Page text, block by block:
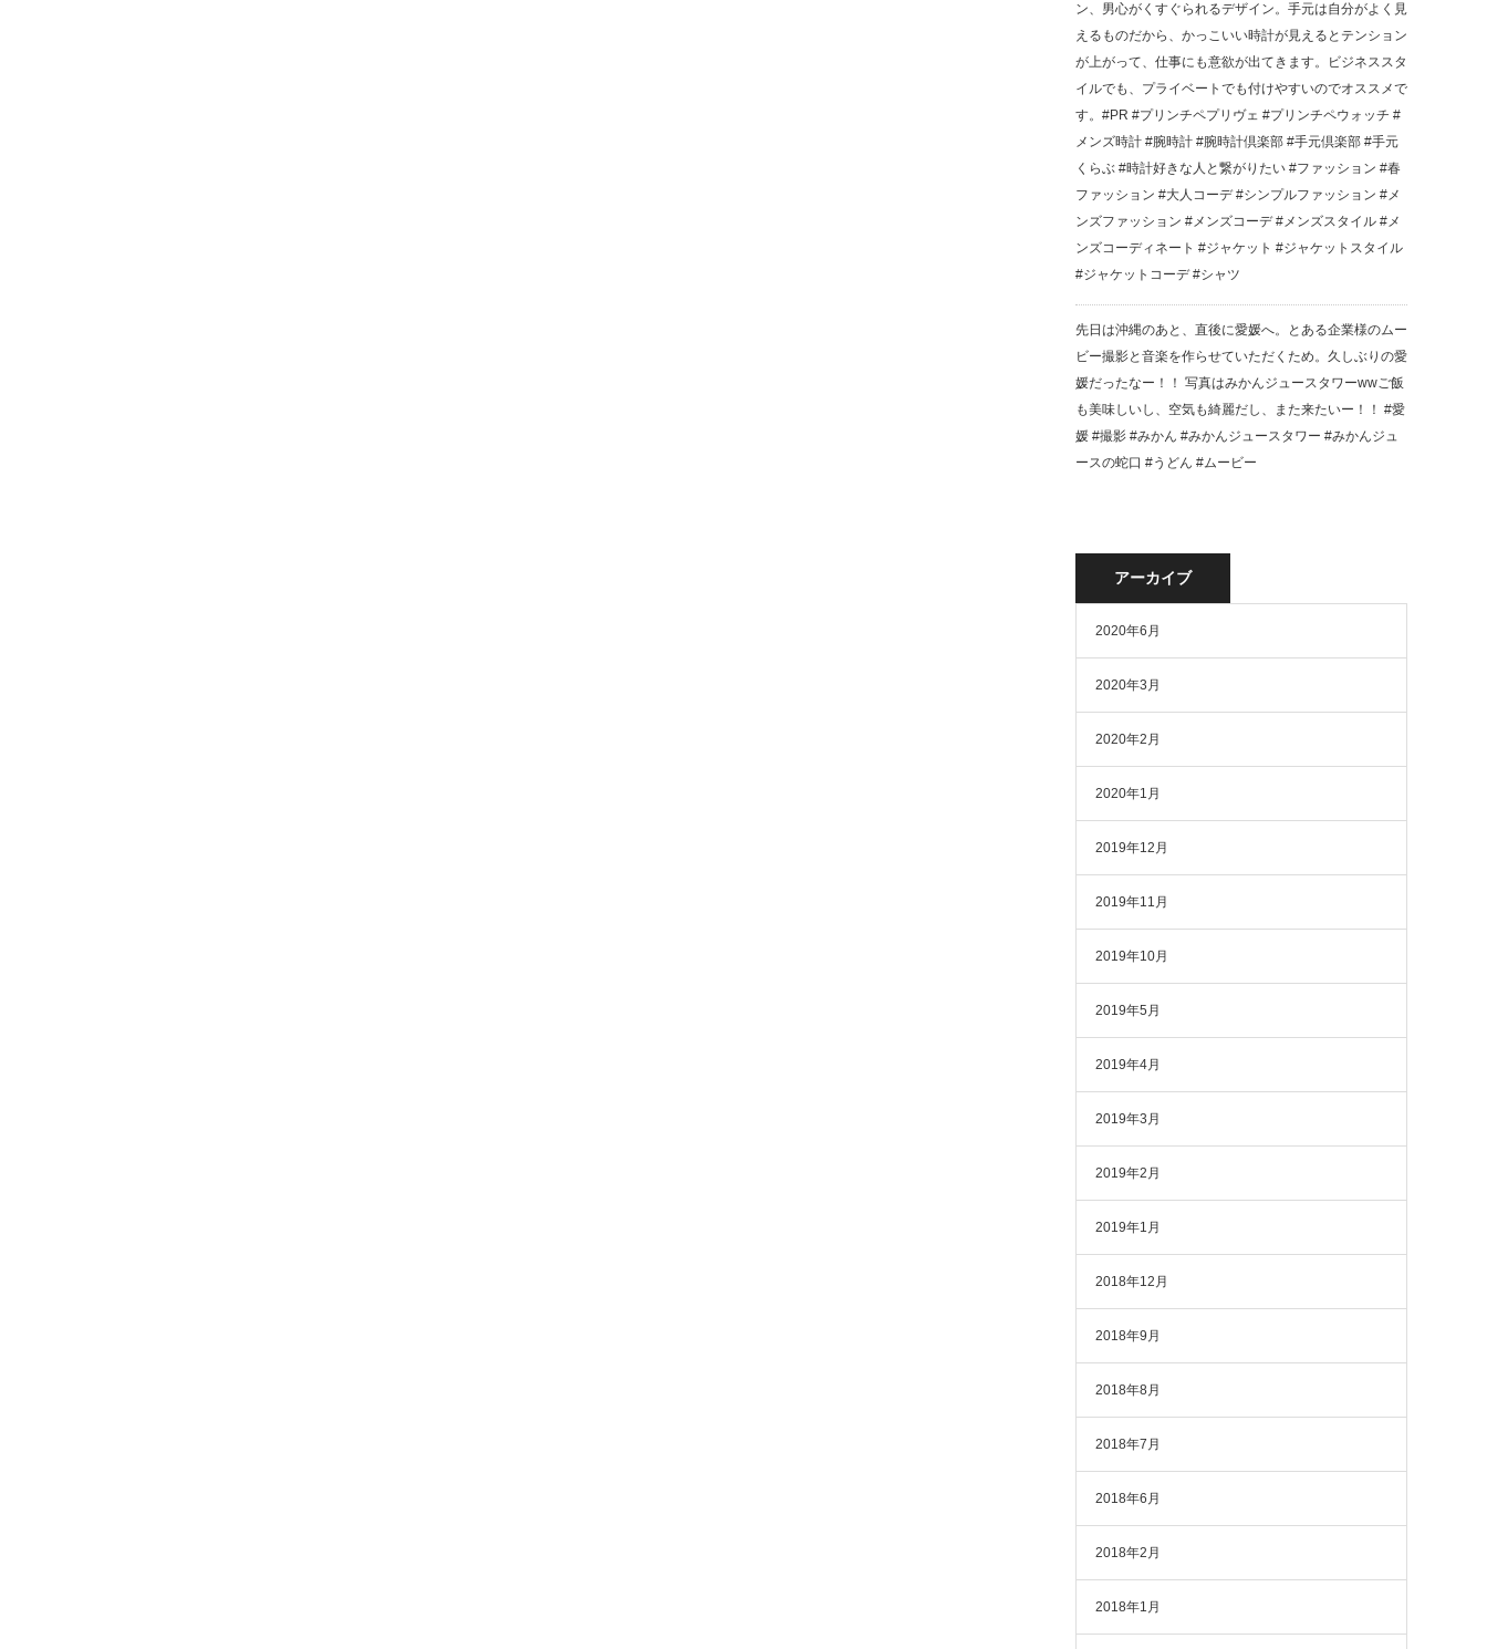
ン、男心がくすぐられるデザイン。 手元は自分がよく見
えるものだから、かっこいい時計が見えるとテンション
が上がって、仕事にも意欲が出てきます。 ビジネススタ
イルでも、プライベートでも付けやすいのでオススメで
す。 #PR #プリンチペプリヴェ #プリンチペウォッチ #
メンズ時計 #腕時計 #腕時計倶楽部 #手元倶楽部 #手元
くらぶ #時計好きな人と繋がりたい #ファッション #春
ファッション #大人コーデ #シンプルファッション #メ
ンズファッション #メンズコーデ #メンズスタイル #メ
ンズコーディネート #ジャケット #ジャケットスタイル
#ジャケットコーデ #シャツ
先日は沖縄のあと、直後に愛媛へ。とある企業様のムー
ビー撮影と音楽を作らせていただくため。久しぶりの愛
媛だったなー！！ 写真はみかんジュースタワーwwご飯
も美味しいし、空気も綺麗だし、また来たいー！！ #愛
媛 #撮影 #みかん #みかんジュースタワー #みかんジュ
ースの蛇口 #うどん #ムービー
アーカイブ
2020年6月
2020年3月
2020年2月
2020年1月
2019年12月
2019年11月
2019年10月
2019年5月
2019年4月
2019年3月
2019年2月
2019年1月
2018年12月
2018年9月
2018年8月
2018年7月
2018年6月
2018年2月
2018年1月